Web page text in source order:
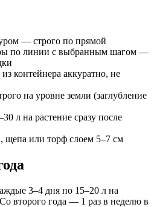
— строго по прямой
по линии с выбранным шагом —
контейнера аккуратно, не
на уровне земли (заглубление
л на растение сразу после
щепа или торф слоем 5–7 см
3–4 дня по 15–20 л на
второго года — 1 раз в неделю в